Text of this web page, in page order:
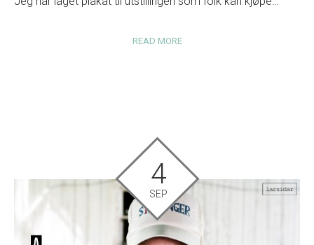
READ MORE
4
SEP